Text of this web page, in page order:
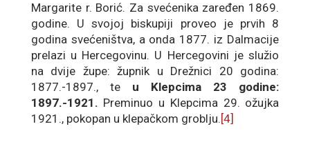
Margarite r. Borić. Za svećenika zaređen 1869.
godine. U svojoj biskupiji proveo je prvih 8
godina svećeništva, a onda 1877. iz Dalmacije
prelazi u Hercegovinu. U Hercegovini je služio
na dvije župe: župnik u Drežnici 20 godina:
1877.-1897., te u Klepcima 23 godine:
1897.-1921. Preminuo u Klepcima 29. ožujka
1921., pokopan u klepačkom groblju. [4]